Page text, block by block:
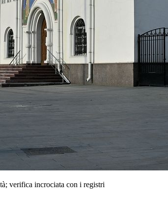
verifica incrociata con i registri